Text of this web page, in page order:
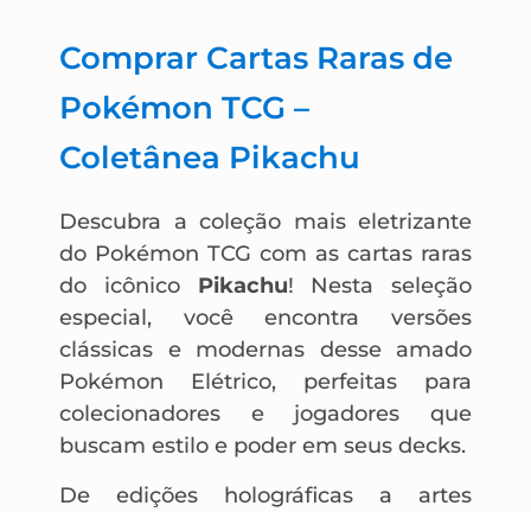
Comprar Cartas Raras de
Pokémon TCG –
Coletânea Pikachu
Descubra a coleção mais eletrizante
do Pokémon TCG com as cartas raras
do icônico Pikachu! Nesta seleção
especial, você encontra versões
clássicas e modernas desse amado
Pokémon Elétrico, perfeitas para
colecionadores e jogadores que
buscam estilo e poder em seus decks.
De edições holográficas a artes